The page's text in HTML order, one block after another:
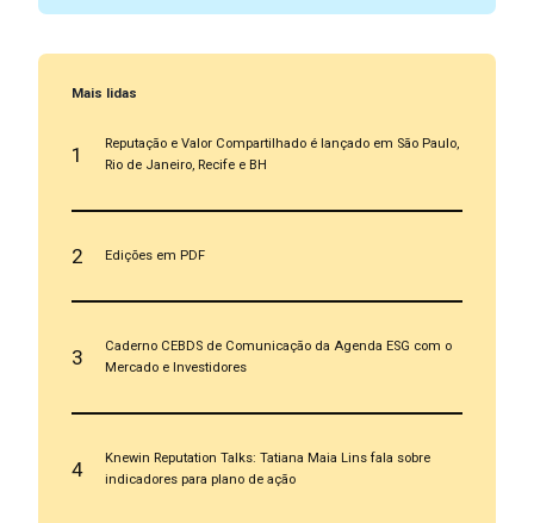
Mais lidas
1
Reputação e Valor Compartilhado é lançado em São Paulo,
Rio de Janeiro, Recife e BH
2 Edições em PDF
3
Caderno CEBDS de Comunicação da Agenda ESG com o
Mercado e Investidores
4
Knewin Reputation Talks: Tatiana Maia Lins fala sobre
indicadores para plano de ação